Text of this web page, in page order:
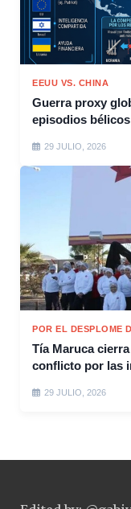
EEUU VS. CHINA
Guerra proxy
episodios
29 JULIO, 2026
POR EL DESPLOME
Tía Maruca
conflicto por las
29 JULIO, 2026